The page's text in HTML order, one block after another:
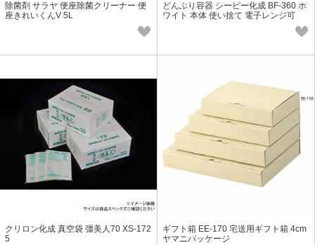
除菌剤 サラヤ 便座除菌クリーナー 便
座きれいくんV 5L
どんぶり容器 シーピー化成 BF-360 ホ
ワイト 本体 使い捨て 電子レンジ可
クリロン化成 真空袋 彊美人70 XS-172
5
ギフト箱 EE-170 宅送用ギフト箱 4cm
ヤマニパッケージ